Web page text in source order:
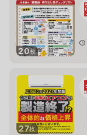
20枚
27枚